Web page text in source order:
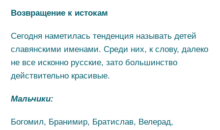
Возвращение к истокам
Сегодня наметилась тенденция называть детей
славянскими именами. Среди них, к слову, далеко
не все исконно русские, зато большинство
действительно красивые.
Мальчики:
Богомил, Бранимир, Братислав, Велерад,